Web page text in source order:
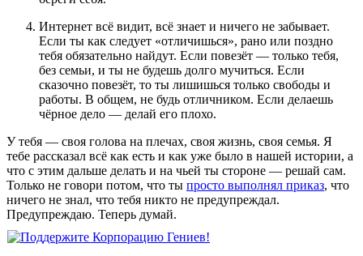
Интернет всё видит, всё знает и ничего не забывает.
Если ты как следует «отличишься», рано или поздно
тебя обязательно найдут. Если повезёт — только тебя,
без семьи, и ты не будешь долго мучиться. Если
сказочно повезёт, то ты лишишься только свободы и
работы. В общем, не будь отличником. Если делаешь
чёрное дело — делай его плохо.
У тебя — своя голова на плечах, своя жизнь, своя семья. Я
тебе рассказал всё как есть и как уже было в нашей истории, а
что с этим дальше делать и на чьей ты стороне — решай сам.
Только не говори потом, что ты просто выполнял приказ, что
ничего не знал, что тебя никто не предупреждал.
Предупреждаю. Теперь думай.